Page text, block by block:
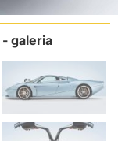
- galeria